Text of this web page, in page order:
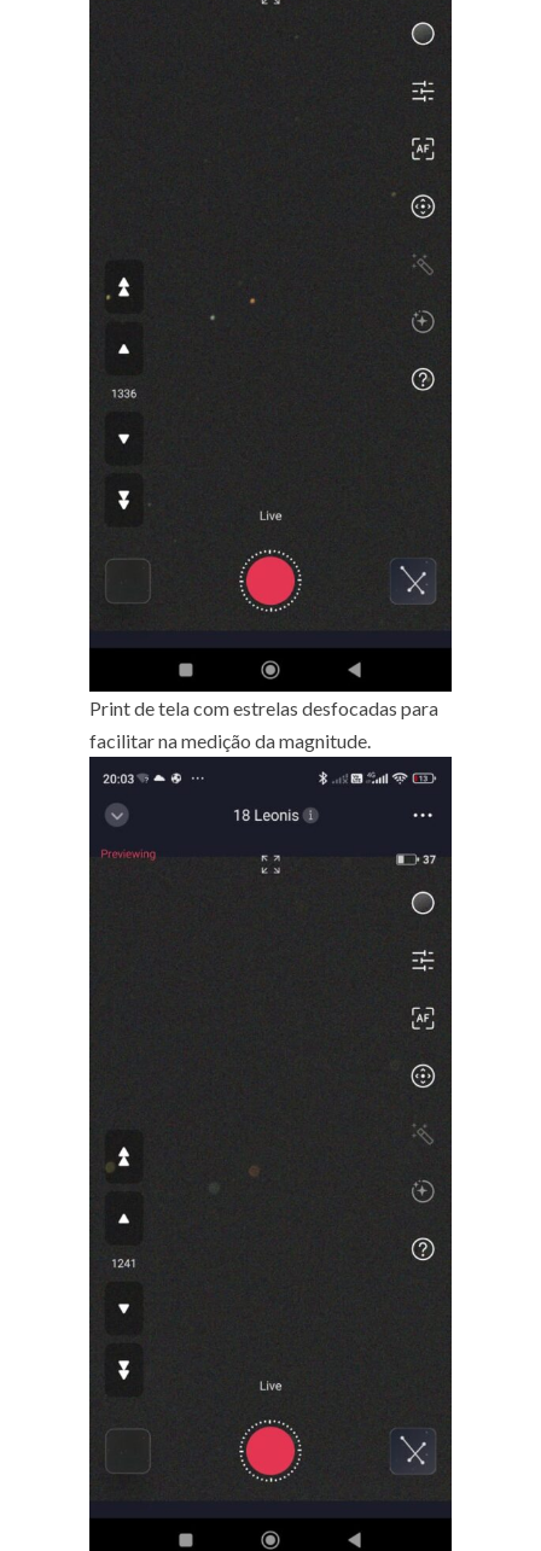
Print de tela com estrelas desfocadas para
facilitar na medição da magnitude.